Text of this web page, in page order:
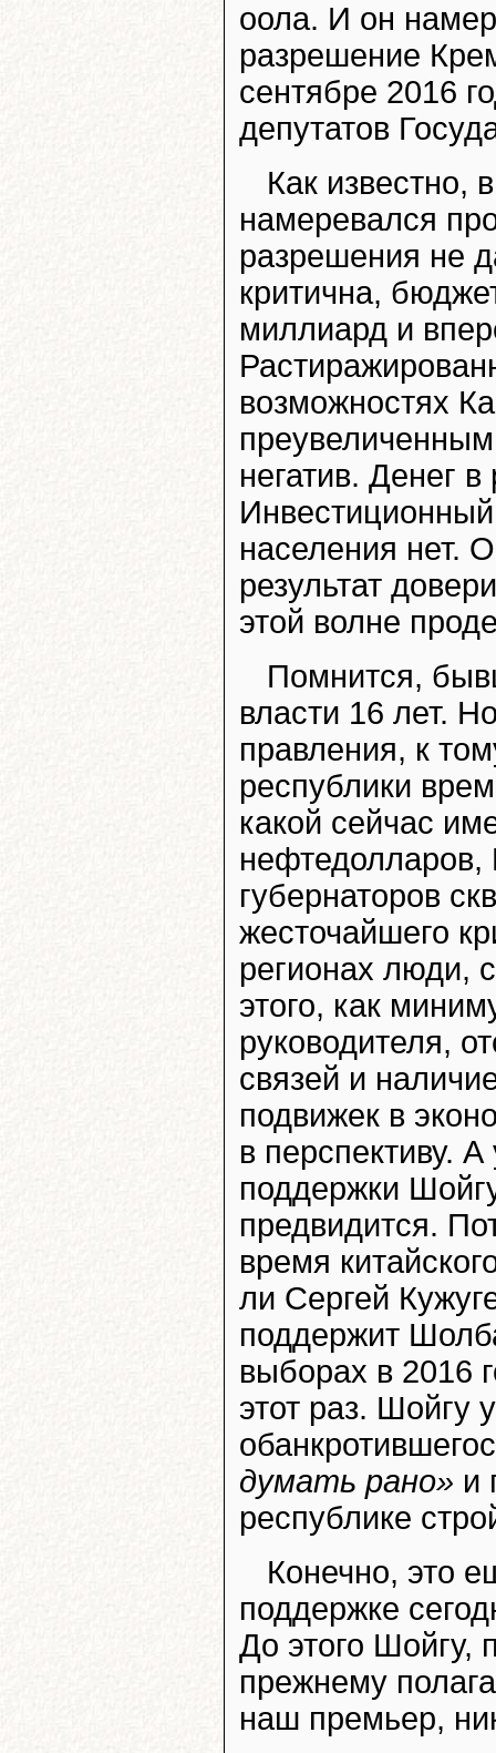
оола. И он
разрешение
сентябре 2016
депутатов
Как известно,
намеревался
разрешения не
критична,
миллиард и
возможностях
негатив. Денег
населения нет.
результат
этой волне
Помнится,
власти 16 лет.
правления, к
республики
какой сейчас
нефтедолларов,
губернаторов
жесточайшего
регионах люди,
этого, как
руководителя,
связей и
подвижек в
в перспективу.
поддержки
предвидится.
время
ли Сергей
поддержит
выборах в 2016
этот раз. Шойгу
думать рано» и
республике
Конечно, это
поддержке
До этого Шойгу,
прежнему
наш премьер,